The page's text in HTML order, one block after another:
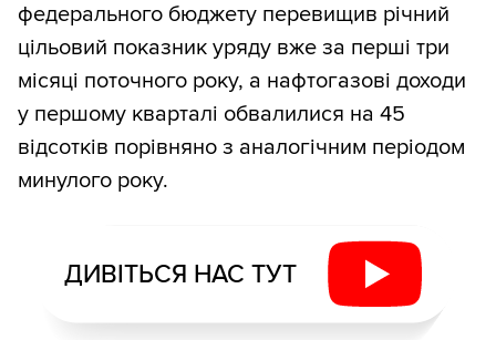
федерального бюджету перевищив річний
цільовий показник уряду вже за перші три
місяці поточного року, а нафтогазові доходи
у першому кварталі обвалилися на 45
відсотків порівняно з аналогічним періодом
минулого року.
ДИВІТЬСЯ НАС ТУТ